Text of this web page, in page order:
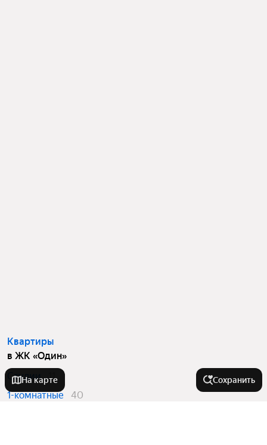
Квартиры
в ЖК «Один»
Студии
11
1-комнатные
40
На карте Сохранить